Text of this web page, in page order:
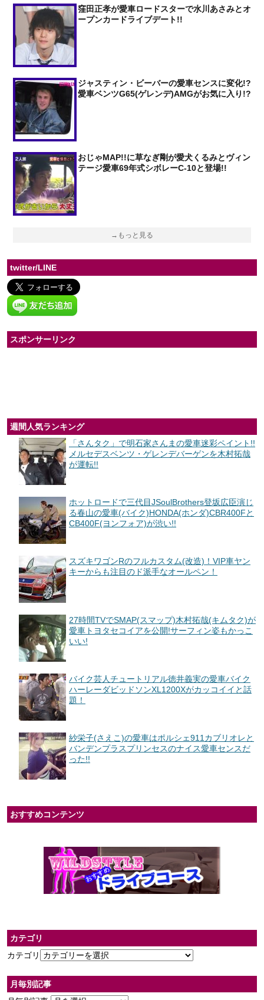
窪田正孝が愛車ロードスターで水川あさみとオ
ープンカードライブデート!!
ジャスティン・ビーバーの愛車センスに変化!?
愛車ベンツG65(ゲレンデ)AMGがお気に入り!?
おじゃMAP!!に草なぎ剛が愛犬くるみとヴィン
テージ愛車69年式シボレーC-10と登場!!
→もっと見る
twitter/LINE
スポンサーリンク
週間人気ランキング
「さんタク」で明石家さんまの愛車迷彩ペイント!!
メルセデスベンツ・ゲレンデバーゲンを木村拓哉
が運転!!
ホットロードで三代目JSoulBrothers登坂広臣演じ
る春山の愛車(バイク)HONDA(ホンダ)CBR400Fと
CB400F(ヨンフォア)が渋い!!
スズキワゴンRのフルカスタム(改造)！VIP車ヤン
キーからも注目のド派手なオールペン！
27時間TVでSMAP(スマップ)木村拓哉(キムタク)が
愛車トヨタセコイアを公開!サーフィン姿もかっこ
いい!
バイク芸人チュートリアル徳井義実の愛車バイク
ハーレーダビッドソンXL1200Xがカッコイイと話
題！
紗栄子(さえこ)の愛車はポルシェ911カブリオレと
バンデンプラスプリンセスのナイス愛車センスだ
った!!
おすすめコンテンツ
カテゴリ
カテゴリ
月毎別記事